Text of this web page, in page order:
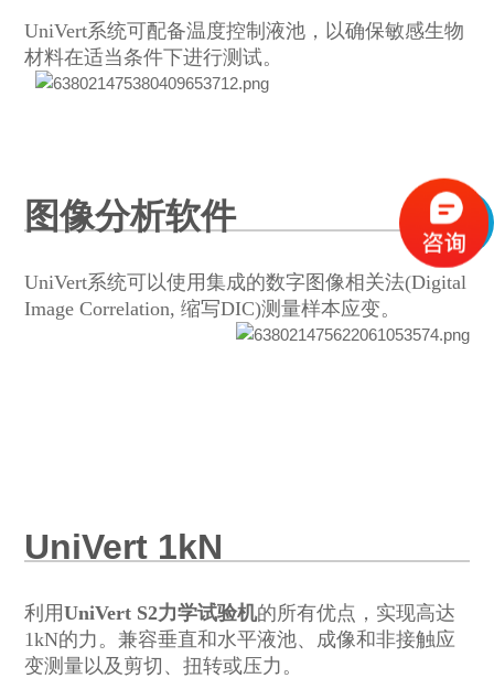
UniVert系统可配备温度控制液池，以确保敏感生物
材料在适当条件下进行测试。
图像分析软件
UniVert系统可以使用集成的数字图像相关法(Digital
Image Correlation, 缩写DIC)测量样本应变。
UniVert 1kN
利用UniVert S2力学试验机的所有优点，实现高达
1kN的力。兼容垂直和水平液池、成像和非接触应
变测量以及剪切、扭转或压力。